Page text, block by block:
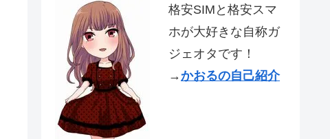
格安SIMと格安スマ
ホが大好きな自称ガ
ジェオタです！
→かおるの自己紹介